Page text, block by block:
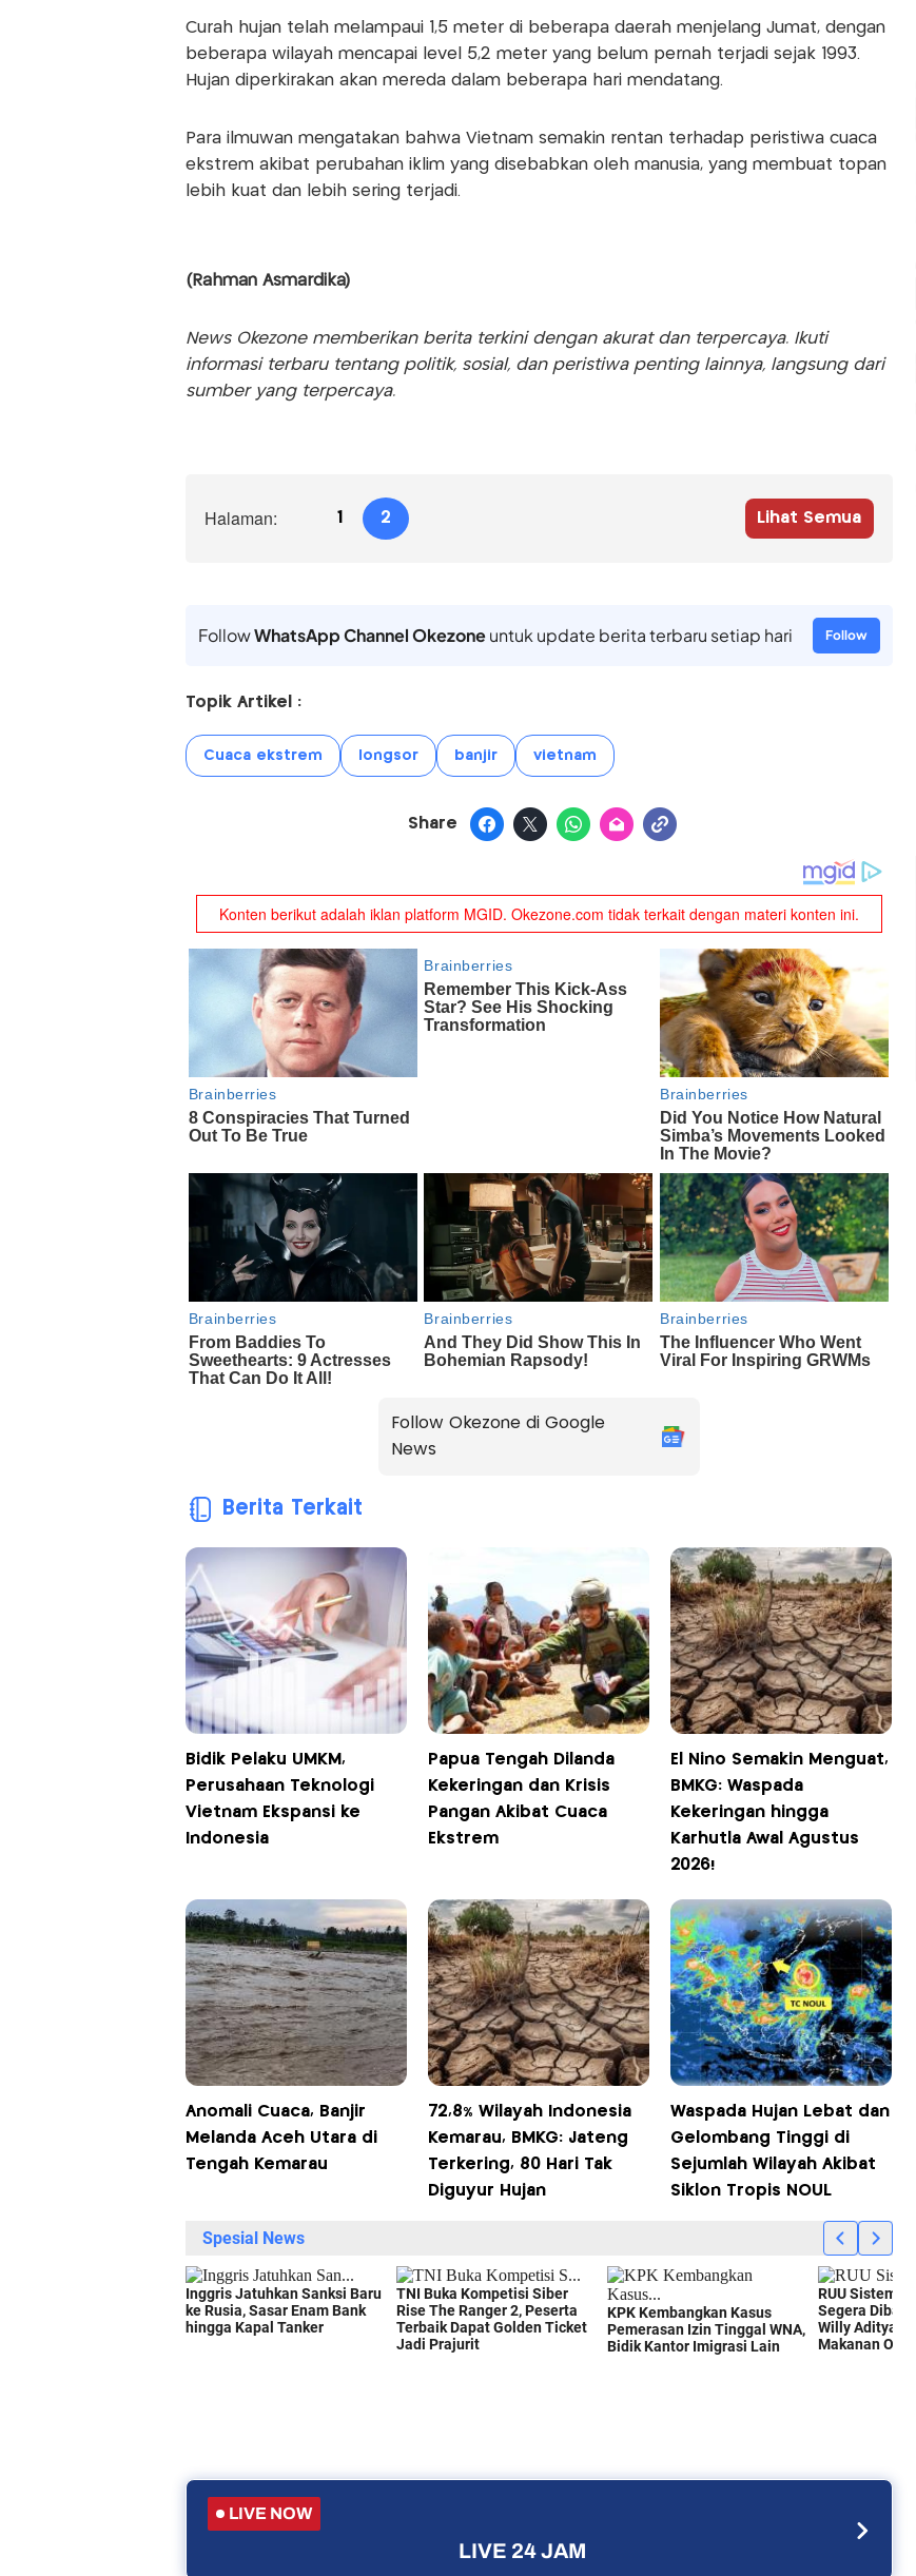
Curah hujan telah melampaui 1,5 meter di beberapa daerah menjelang Jumat, dengan
beberapa wilayah mencapai level 5,2 meter yang belum pernah terjadi sejak 1993.
Hujan diperkirakan akan mereda dalam beberapa hari mendatang.
Para ilmuwan mengatakan bahwa Vietnam semakin rentan terhadap peristiwa cuaca
ekstrem akibat perubahan iklim yang disebabkan oleh manusia, yang membuat topan
lebih kuat dan lebih sering terjadi.
(Rahman Asmardika)
News Okezone memberikan berita terkini dengan akurat dan terpercaya. Ikuti
informasi terbaru tentang politik, sosial, dan peristiwa penting lainnya, langsung dari
sumber yang terpercaya.
Halaman: 1 2 Lihat Semua
FollowWhatsApp Channel Okezoneuntuk update berita terbaru setiap hari Follow
Topik Artikel :
Cuaca ekstrem longsor banjir vietnam
Share
Follow Okezone di Google
News
Berita Terkait
Bidik Pelaku UMKM,
Perusahaan Teknologi
Vietnam Ekspansi ke
Indonesia
Papua Tengah Dilanda
Kekeringan dan Krisis
Pangan Akibat Cuaca
Ekstrem
El Nino Semakin Menguat,
BMKG: Waspada
Kekeringan hingga
Karhutla Awal Agustus
2026!
Anomali Cuaca, Banjir
Melanda Aceh Utara di
Tengah Kemarau
72,8% Wilayah Indonesia
Kemarau, BMKG: Jateng
Terkering, 80 Hari Tak
Diguyur Hujan
Waspada Hujan Lebat dan
Gelombang Tinggi di
Sejumlah Wilayah Akibat
Siklon Tropis NOUL
LIVE NOW
LIVE 24 JAM